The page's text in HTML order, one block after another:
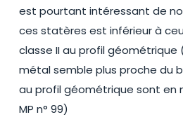
est pourtant intéressant de
ces statères est inférieur à
classe II au profil géométrique
métal semble plus proche du
au profil géométrique sont en
MP n° 99)